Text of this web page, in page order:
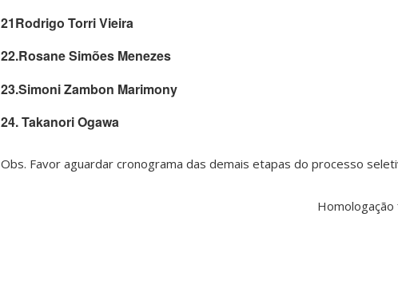
21Rodrigo Torri Vieira
22.Rosane Simões Menezes
23.Simoni Zambon Marimony
24. Takanori Ogawa
Obs. Favor aguardar cronograma das demais etapas do processo